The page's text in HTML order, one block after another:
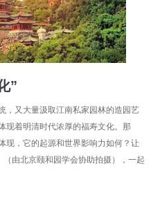
”
，又大量汲取江南私家园林的造园艺
现着明清时代浓厚的福寿文化。那
现，它的起源和世界影响力如何？让
（由北京颐和园学会协助拍摄），一起